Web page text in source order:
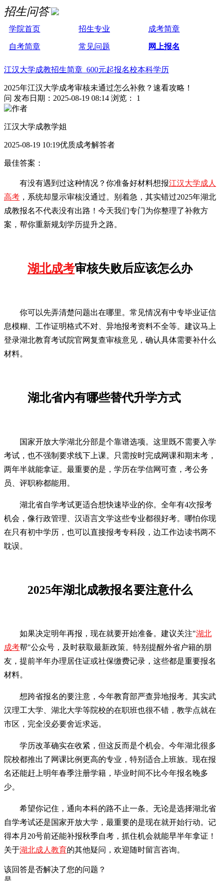
招生问答
学院首页 招生专业 成考简章
自考简章 常见问题 网上报名
江汉大学成教招生简章 600元起报名校本科学历
2025年江汉大学成考审核未通过怎么补救？速看攻略！
问 发布日期：2025-08-19 08:14 浏览： 1
江汉大学成教学姐
2025-08-19 10:19优质成考解答者
最佳答案：
有没有遇到过这种情况？你准备好材料想报江汉大学成人
高考 ，系统却显示审核没通过。别着急，其实错过2025年湖北
成教报名不代表没有出路！今天我们专门为你整理了补救方
案，帮你重新规划学历提升之路。
湖北成考审核失败后应该怎么办
你可以先弄清楚问题出在哪里。常见情况有中专毕业证信
息模糊、工作证明格式不对、异地报考资料不全等。建议马上
登录湖北教育考试院官网复查审核意见，确认具体需要补什么
材料。
湖北省内有哪些替代升学方式
国家开放大学湖北分部是个靠谱选项。这里既不需要入学
考试，也不强制要求线下上课。只需按时完成网课和期末考，
两年半就能拿证。最重要的是，学历在学信网可查，考公务
员、评职称都能用。
湖北省自学考试更适合想快速毕业的你。全年有4次报考
机会，像行政管理、汉语言文学这些专业都很好考。哪怕你现
在只有初中学历，也可以直接报考专科段，边工作边读书两不
耽误。
2025年湖北成教报名要注意什么
如果决定明年再报，现在就要开始准备。建议关注"湖北
成考帮"公众号，及时获取最新政策。特别提醒外省户籍的朋
友，提前半年办理居住证或社保缴费记录，这些都是重要报名
材料。
想跨省报名的要注意，今年教育部严查异地报考。其实武
汉理工大学、湖北大学等院校的在职班也很不错，教学点就在
市区，完全没必要舍近求远。
学历改革确实在收紧，但这反而是个机会。今年湖北很多
院校都推出了网课比例更高的专业，特别适合上班族。现在报
名还能赶上明年春季注册学籍，毕业时间不比今年报名晚多
少。
希望你记住，通向本科的路不止一条。无论是选择湖北省
自学考试还是国家开放大学，最重要的是现在就开始行动。记
得本月20号前还能补报秋季自考，抓住机会就能早半年拿证！
关于湖北成人教育的其他疑问，欢迎随时留言咨询。
该回答是否解决了您的问题？